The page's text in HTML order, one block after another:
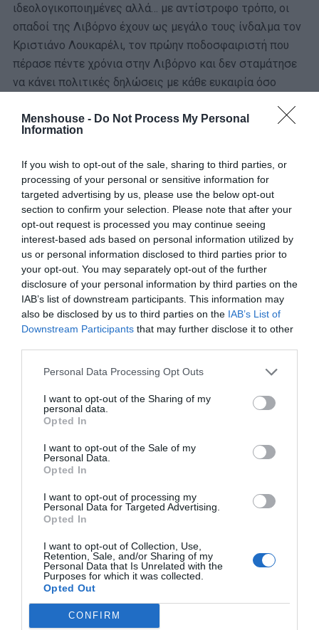
Menshouse - Do Not Process My Personal
Information
If you wish to opt-out of the sale, sharing to third parties, or
processing of your personal or sensitive information for
targeted advertising by us, please use the below opt-out
section to confirm your selection. Please note that after your
opt-out request is processed you may continue seeing
interest-based ads based on personal information utilized by
us or personal information disclosed to third parties prior to
your opt-out. You may separately opt-out of the further
disclosure of your personal information by third parties on the
IAB’s list of downstream participants. This information may
also be disclosed by us to third parties on the IAB’s List of
Downstream Participants that may further disclose it to other
Personal Data Processing Opt Outs
I want to opt-out of the Sharing of my
personal data.
Opted In
I want to opt-out of the Sale of my
Personal Data.
Opted In
I want to opt-out of processing my
Personal Data for Targeted Advertising.
Opted In
I want to opt-out of Collection, Use,
Retention, Sale, and/or Sharing of my
Personal Data that Is Unrelated with the
Purposes for which it was collected.
Opted Out
CONFIRM
ιδεολογικοποιημένες αλλά… με αντίστροφο τρόπο, οι
οπαδοί της Λιβόρνο έχουν ως μεγάλο τους ίνδαλμα τον
Κριστιάνο Λουκαρέλι, τον πρώην ποδοσφαιριστή που
πέρασε πέντε χρόνια στην Λιβόρνο και δεν σταμάτησε
να κάνει πολιτικές δηλώσεις με κάθε ευκαιρία όσο
Μίλγουολ
αγγλική ομάδα φημίζεται για τους φανατικούς
της οπαδούς που είναι οι πιο σκληροπυρηνικοί
σε όλο τον Νησί. Η εμπλοκή τους σε
χουλιγκανίστικα επεισόδια είναι γνωστή
ακόμα και σε κόσμο που δεν ασχολείται καν με
το ποδόσφαιρο!
δημιουργούσαν εκεί οι φανατικοί οπαδοί της έχει
αποκτήσει μυθικές διαστάσεις. Αντίπαλοι οπαδοί και
αντίπαλοι παίκτες φοβόντουσαν να βρεθούν σε αυτό το
γήπεδο, φήμη που κουβαλάει μέχρι και σήμερα η
Μίλγουολ για τα εντός έδρας παιχνίδια της παρά το